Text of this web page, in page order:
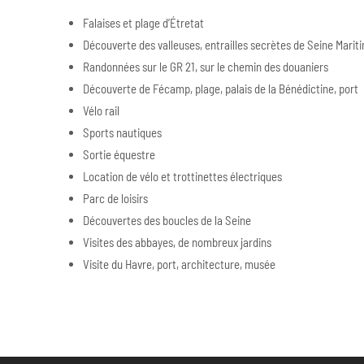
Falaises et plage d’Étretat
Découverte des valleuses, entrailles secrètes de Seine
Randonnées sur le GR 21, sur le chemin des douaniers
Découverte de Fécamp, plage, palais de la Bénédictine, port
Vélo rail
Sports nautiques
Sortie équestre
Location de vélo et trottinettes électriques
Parc de loisirs
Découvertes des boucles de la Seine
Visites des abbayes, de nombreux jardins
Visite du Havre, port, architecture, musée